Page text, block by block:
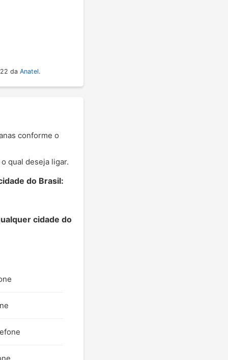
da Anatel.
conforme o
qual deseja ligar.
do Brasil:
cidade do